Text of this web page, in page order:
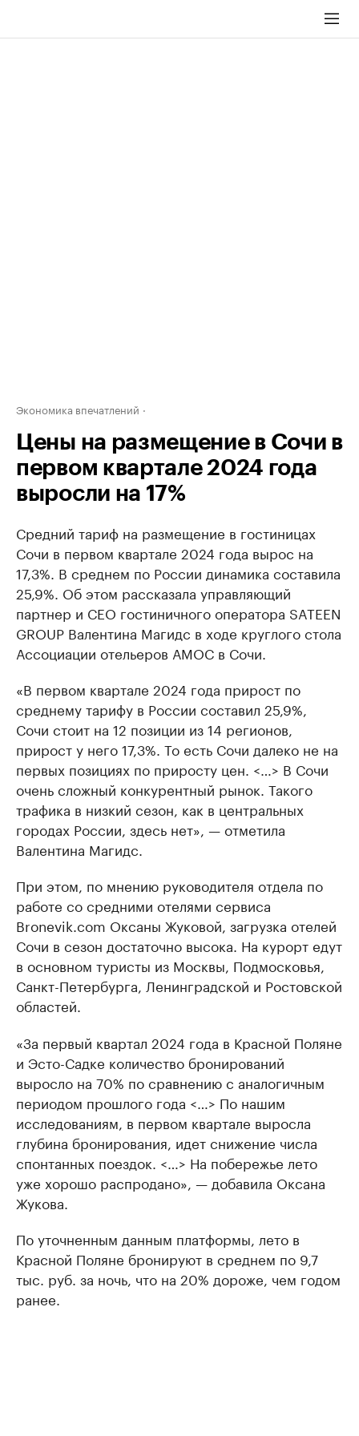
Экономика впечатлений
Цены на размещение в Сочи в
первом квартале 2024 года
выросли на 17%
Средний тариф на размещение в гостиницах
Сочи в первом квартале 2024 года вырос на
17,3%. В среднем по России динамика составила
25,9%. Об этом рассказала управляющий
партнер и СЕО гостиничного оператора SATEEN
GROUP Валентина Магидс в ходе круглого стола
Ассоциации отельеров АМОС в Сочи.
«В первом квартале 2024 года прирост по
среднему тарифу в России составил 25,9%,
Сочи стоит на 12 позиции из 14 регионов,
прирост у него 17,3%. То есть Сочи далеко не на
первых позициях по приросту цен. <…> В Сочи
очень сложный конкурентный рынок. Такого
трафика в низкий сезон, как в центральных
городах России, здесь нет», — отметила
Валентина Магидс.
При этом, по мнению руководителя отдела по
работе со средними отелями сервиса
Bronevik.com Оксаны Жуковой, загрузка отелей
Сочи в сезон достаточно высока. На курорт едут
в основном туристы из Москвы, Подмосковья,
Санкт-Петербурга, Ленинградской и Ростовской
областей.
«За первый квартал 2024 года в Красной Поляне
и Эсто-Садке количество бронирований
выросло на 70% по сравнению с аналогичным
периодом прошлого года <…> По нашим
исследованиям, в первом квартале выросла
глубина бронирования, идет снижение числа
спонтанных поездок. <…> На побережье лето
уже хорошо распродано», — добавила Оксана
Жукова.
По уточненным данным платформы, лето в
Красной Поляне бронируют в среднем по 9,7
тыс. руб. за ночь, что на 20% дороже, чем годом
ранее.